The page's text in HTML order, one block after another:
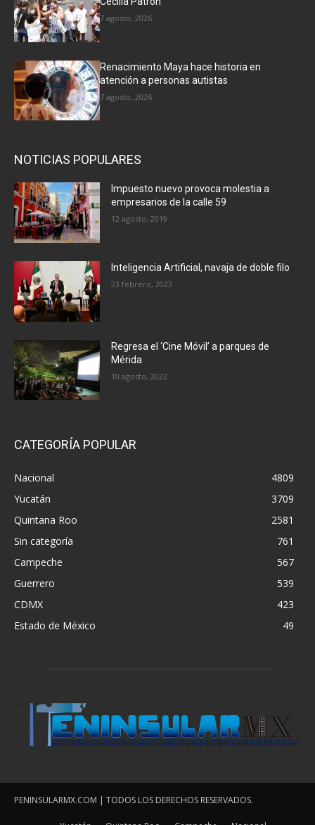
7 agosto, 2026
Renacimiento Maya hace historia en
atención a personas autistas
7 agosto, 2026
NOTICIAS POPULARES
Impuesto nuevo provoca molestia a
empresarios de la calle 59
12 agosto, 2019
Inteligencia Artificial, navaja de doble filo
23 febrero, 2023
Regresa el ‘Cine Móvil’ a parques de
Mérida
10 agosto, 2022
CATEGORÍA POPULAR
Nacional
4809
Yucatán
3709
Quintana Roo
2581
Sin categoría
761
Campeche
567
Guerrero
539
CDMX
423
Estado de México
49
PENINSULARMX.COM | TODOS LOS DERECHOS RESERVADOS.